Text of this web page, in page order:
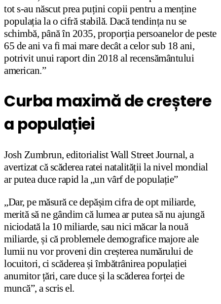
tot s-au născut prea puțini copii pentru a menține
populația la o cifră stabilă. Dacă tendința nu se
schimbă, până în 2035, proporția persoanelor de peste
65 de ani va fi mai mare decât a celor sub 18 ani,
potrivit unui raport din 2018 al recensământului
american.”
Curba maximă de creștere
a populației
Josh Zumbrun, editorialist Wall Street Journal, a
avertizat că scăderea ratei natalității la nivel mondial
ar putea duce rapid la „un vârf de populație”
„Dar, pe măsură ce depășim cifra de opt miliarde,
merită să ne gândim că lumea ar putea să nu ajungă
niciodată la 10 miliarde, sau nici măcar la nouă
miliarde, și că problemele demografice majore ale
lumii nu vor proveni din creșterea numărului de
locuitori, ci scăderea și îmbătrânirea populației
anumitor țări, care duce și la scăderea forței de
muncă”, a scris el.